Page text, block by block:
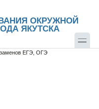
ОКРУЖНОЙ
ЯКУТСКА
ЕГЭ, ОГЭ